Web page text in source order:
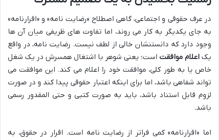
در عرف حقوقی و اجتماعی، گاهی اصطلاح «رضایت نامه» و «اقرارنامه»
به جای یکدیگر به کار می روند، اما تفاوت های ظریفی میان آن ها
وجود دارد که دانستنشان خالی از لطف نیست. رضایت نامه، در واقع
یک اعلام موافقت است؛ یعنی شوهر با اشتغال همسرش در یک شغل
خاص یا به طور کلی، موافقت خود را اعلام می کند. این موافقت می
تواند شفاهی باشد، اما برای اینکه اعتبار حقوقی پیدا کند و در صورت
لزوم قابل استناد باشد، باید به صورت کتبی و حتی المقدور رسمی
باشد.
اما «اقرارنامه» کمی فراتر از رضایت نامه است. اقرار در حقوق، به